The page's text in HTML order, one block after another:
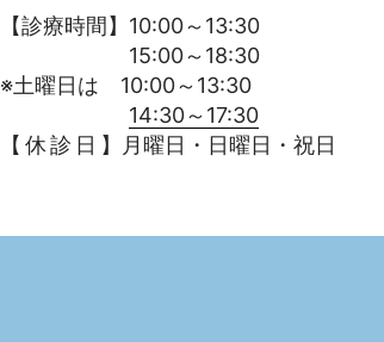
【診療時間】10:00～13:30
15:00～18:30
※土曜日は 10:00～13:30
14:30～17:30
【 休 診 日 】月曜日・日曜日・祝日